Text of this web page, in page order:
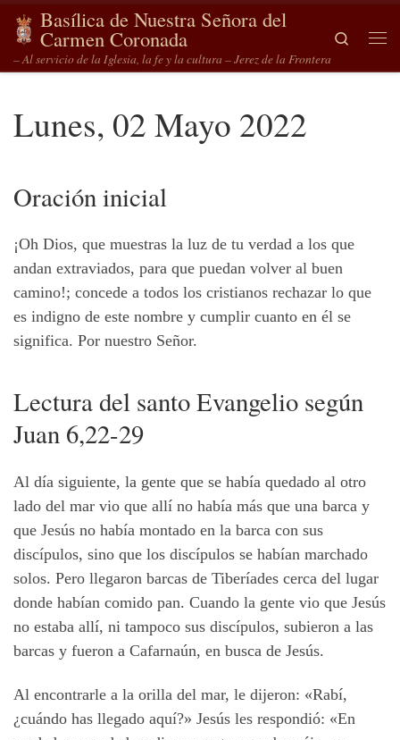
Saltar al contenido
Basílica de Nuestra Señora del
Carmen Coronada
– Al servicio de la Iglesia, la fe y la cultura – Jerez de la Frontera
Search
Lunes, 02 Mayo 2022
Oracióninicial
¡Oh Dios, que muestras la luz de tu verdad a los que
andan extraviados, para que puedan volver al buen
camino!; concede a todos los cristianos rechazar lo que
es indigno de este nombre y cumplir cuanto en él se
significa. Por nuestro Señor.
Lectura del santoEvangelio según
Juan 6,22-29
Al día siguiente, la gente que se había quedado al otro
lado del mar vio que allí no había más que una barca y
que Jesús no había montado en la barca con sus
discípulos, sino que los discípulos se habían marchado
solos. Pero llegaron barcas de Tiberíades cerca del lugar
donde habían comido pan. Cuando la gente vio que Jesús
no estaba allí, ni tampoco sus discípulos, subieron a las
barcas y fueron a Cafarnaún, en busca de Jesús.
Al encontrarle a la orilla del mar, le dijeron: «Rabí,
¿cuándo has llegado aquí?» Jesús les respondió: «En